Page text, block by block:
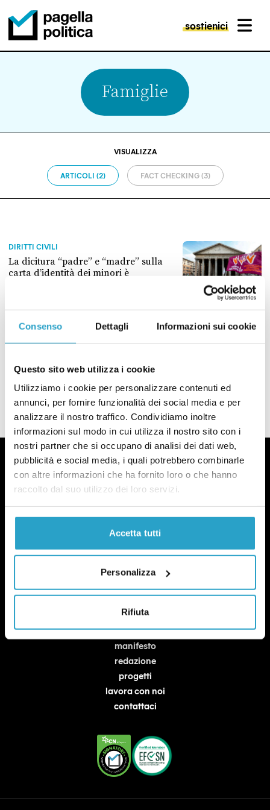
Consenso Dettagli Informazioni sui cookie
Questo sito web utilizza i cookie
Utilizziamo i cookie per personalizzare contenuti ed
annunci, per fornire funzionalità dei social media e per
analizzare il nostro traffico. Condividiamo inoltre
informazioni sul modo in cui utilizza il nostro sito con i
nostri partner che si occupano di analisi dei dati web,
pubblicità e social media, i quali potrebbero combinarle
con altre informazioni che ha fornito loro o che hanno
raccolto dal suo utilizzo dei loro servizi.
Accetta tutti
Personalizza
Rifiuta
Pagella Politica Logo
sostienici MENU
Famiglie
VISUALIZZA
ARTICOLI (2) FACT CHECKING (3)
DIRITTI CIVILI
La dicitura “padre” e “madre” sulla
carta d’identità dei minori è
diREDAZIONE
La dicitura “padre” e “madre” sulla carta d’identità dei minori è
ECONOMIA
governo da 100 euro
diREDAZIONE
Come chiedere il bonus “Natale” del governo da 100 euro
Fact-checking e informazione
politica dal 2012.
chi siamo
manifesto
redazione
progetti
lavora con noi
contattaci